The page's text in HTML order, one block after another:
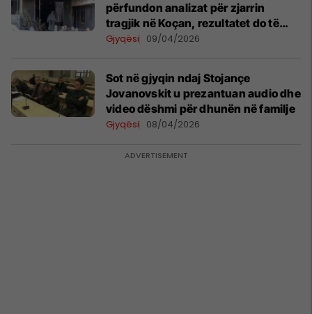
përfundon analizat për zjarrin
tragjik në Koçan, rezultatet do të
prezantohen në gjykatë
Gjyqësi 09/04/2026
Sot në gjyqin ndaj Stojançe
Jovanovskit u prezantuan audio dhe
video dëshmi për dhunën në familje
Gjyqësi 08/04/2026